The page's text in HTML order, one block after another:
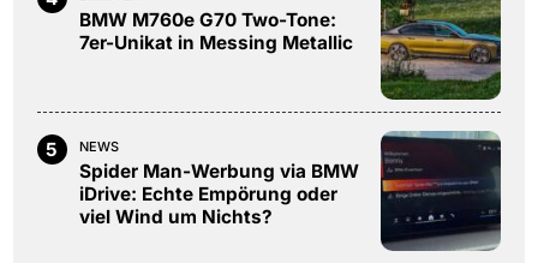
BMW M760e G70 Two-Tone:
7er-Unikat in Messing Metallic
5 NEWS
Spider Man-Werbung via BMW
iDrive: Echte Empörung oder
viel Wind um Nichts?